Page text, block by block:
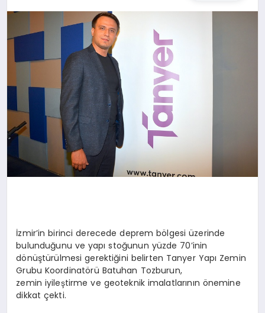
İzmir’in birinci derecede deprem bölgesi üzerinde
bulunduğunu ve yapı stoğunun yüzde 70’inin
dönüştürülmesi gerektiğini belirten Tanyer Yapı Zemin
Grubu Koordinatörü Batuhan Tozburun,
zemin iyileştirme ve geoteknik imalatlarının önemine
dikkat çekti.